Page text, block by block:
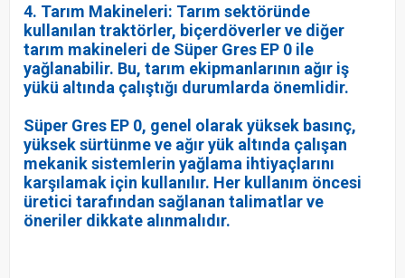
4. Tarım Makineleri: Tarım sektöründe
kullanılan traktörler, biçerdöverler ve diğer
tarım makineleri de Süper Gres EP 0 ile
yağlanabilir. Bu, tarım ekipmanlarının ağır iş
yükü altında çalıştığı durumlarda önemlidir.
Süper Gres EP 0, genel olarak yüksek basınç,
yüksek sürtünme ve ağır yük altında çalışan
mekanik sistemlerin yağlama ihtiyaçlarını
karşılamak için kullanılır. Her kullanım öncesi
üretici tarafından sağlanan talimatlar ve
öneriler dikkate alınmalıdır.